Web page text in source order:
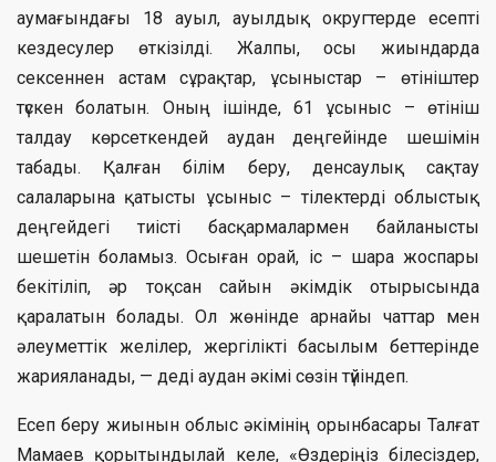
аумағындағы 18 ауыл, ауылдық округтерде есепті
кездесулер өткізілді. Жалпы, осы жиындарда
сексеннен астам сұрақтар, ұсыныстар – өтініштер
түскен болатын. Оның ішінде, 61 ұсыныс – өтініш
талдау көрсеткендей аудан деңгейінде шешімін
табады. Қалған білім беру, денсаулық сақтау
салаларына қатысты ұсыныс – тілектерді облыстық
деңгейдегі тиісті басқармалармен байланысты
шешетін боламыз. Осыған орай, іс – шара жоспары
бекітіліп, әр тоқсан сайын әкімдік отырысында
қаралатын болады. Ол жөнінде арнайы чаттар мен
әлеуметтік желілер, жергілікті басылым беттерінде
жарияланады, — деді аудан әкімі сөзін түйіндеп.
Есеп беру жиынын облыс әкімінің орынбасары Талғат
Мамаев қорытындылай келе, «Өздеріңіз білесіздер,